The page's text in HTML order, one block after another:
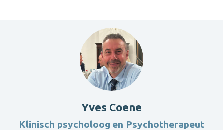
Yves Coene
Klinisch psycholoog en Psychotherapeut